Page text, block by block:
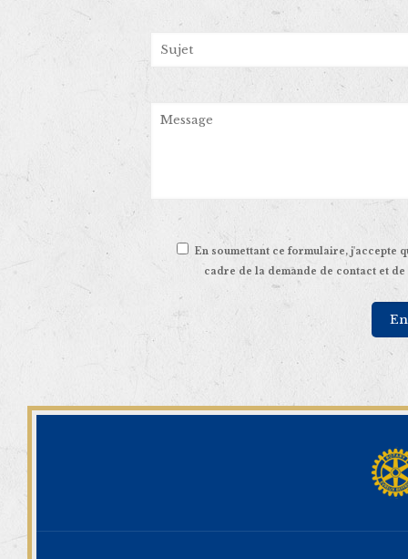
En soumettant ce formulaire, j'accepte
cadre de la demande de contact et